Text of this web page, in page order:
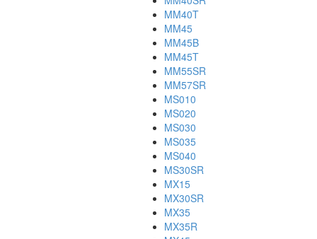
MM40T
MM45
MM45B
MM45T
MM55SR
MM57SR
MS010
MS020
MS030
MS035
MS040
MS30SR
MX15
MX30SR
MX35
MX35R